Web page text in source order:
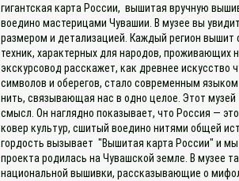
гигантская карта России, вышитая вручную
воедино мастерицами Чувашии. В музее вы
размером и детализацией. Каждый регион
техник, характерных для народов, проживающих
экскурсовод расскажет, как древнее
символов и оберегов, стало современным
нить, связывающая нас в одно целое. Этот
смысл. Он наглядно показывает, что Россия —
ковер культур, сшитый воедино нитями общей
гордость вызывает "Вышитая карта России" и
проекта родилась на Чувашской земле. В музее
национальной вышивки, рассказывающие о